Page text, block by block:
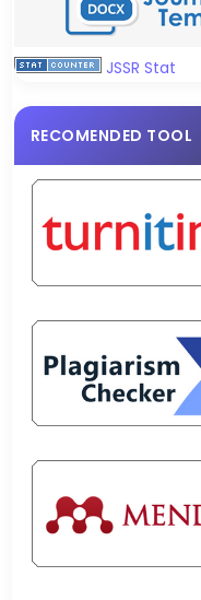
JSSR Stat
RECOMENDED TOOL